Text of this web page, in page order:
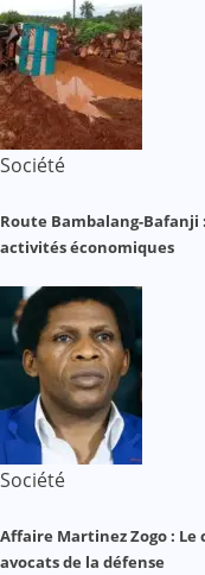
Société
Route Bambalang-Bafanji
activités économiques
Société
Affaire Martinez Zogo :
avocats de la défense